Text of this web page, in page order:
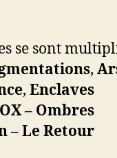
se sont
,
, Enclaves
– Ombres
– Le Retour